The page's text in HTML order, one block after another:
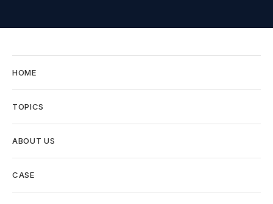
HOME
TOPICS
ABOUT US
CASE